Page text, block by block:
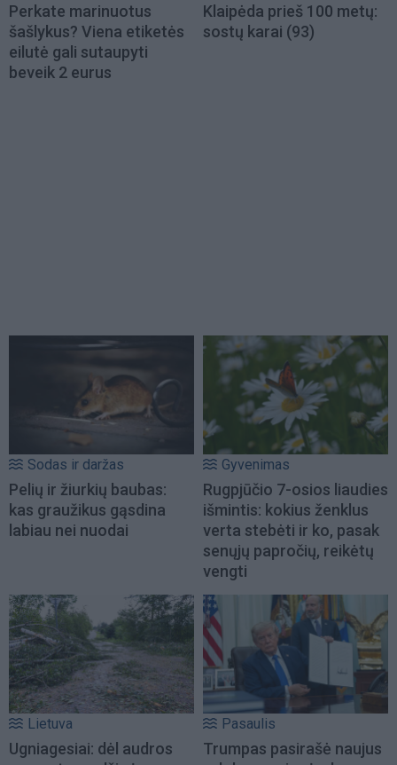
Perkate marinuotus
šašlykus? Viena etiketės
eilutė gali sutaupyti
beveik 2 eurus
Klaipėda prieš 100 metų:
sostų karai (93)
Sodas ir daržas
Pelių ir žiurkių baubas:
kas graužikus gąsdina
labiau nei nuodai
Gyvenimas
Rugpjūčio 7-osios liaudies
išmintis: kokius ženklus
verta stebėti ir ko, pasak
senųjų papročių, reikėtų
vengti
Lietuva
Ugniagesiai: dėl audros
Pasaulis
Trumpas pasirašė naujus